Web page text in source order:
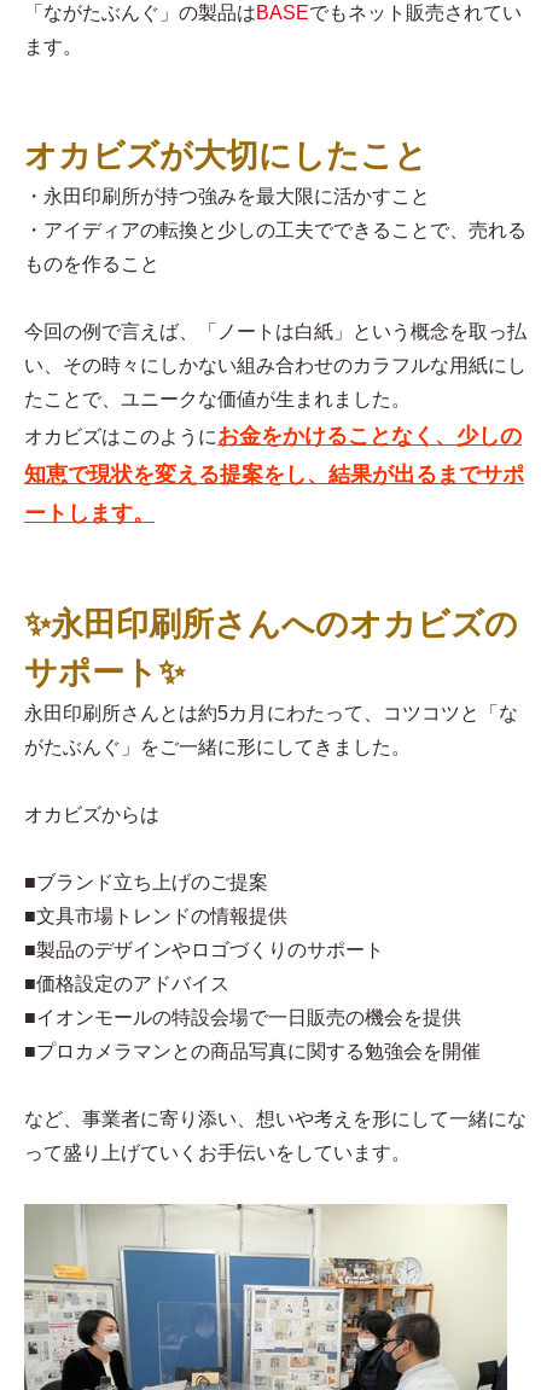
「ながたぶんぐ」の製品はBASEでもネット販売されてい
ます。
オカビズが大切にしたこと
・永田印刷所が持つ強みを最大限に活かすこと
・アイディアの転換と少しの工夫でできることで、売れる
ものを作ること
今回の例で言えば、「ノートは白紙」という概念を取っ払
い、その時々にしかない組み合わせのカラフルな用紙にし
たことで、ユニークな価値が生まれました。
オカビズはこのようにお金をかけることなく、少しの
知恵で現状を変える提案をし、結果が出るまでサポ
ートします。
✨永田印刷所さんへのオカビズの
サポート✨
永田印刷所さんとは約5カ月にわたって、コツコツと「な
がたぶんぐ」をご一緒に形にしてきました。
オカビズからは
■ブランド立ち上げのご提案
■文具市場トレンドの情報提供
■製品のデザインやロゴづくりのサポート
■価格設定のアドバイス
■イオンモールの特設会場で一日販売の機会を提供
■プロカメラマンとの商品写真に関する勉強会を開催
など、事業者に寄り添い、想いや考えを形にして一緒にな
って盛り上げていくお手伝いをしています。